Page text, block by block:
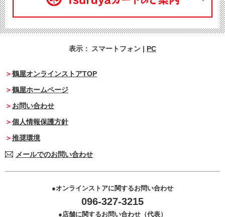
表示： スマートフォン | PC
鶴屋オンラインストアTOP
鶴屋ホームページ
お問い合わせ
個人情報保護方針
推奨環境
メールでのお問い合わせ
オンラインストアに関するお問い合わせ
096-327-3215
店舗に関するお問い合わせ（代表）